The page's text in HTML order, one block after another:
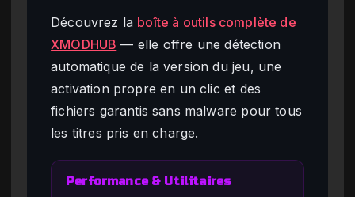
Découvrez la boîte à outils complète de
XMODHUB — elle offre une détection
automatique de la version du jeu, une
activation propre en un clic et des
fichiers garantis sans malware pour tous
les titres pris en charge.
Performance & Utilitaires